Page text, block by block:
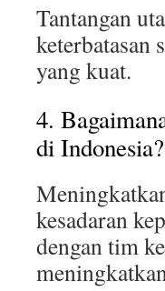
Tantangan
keterbatasan
yang kuat.
4.
di Indonesia?
kesadaran
dengan tim